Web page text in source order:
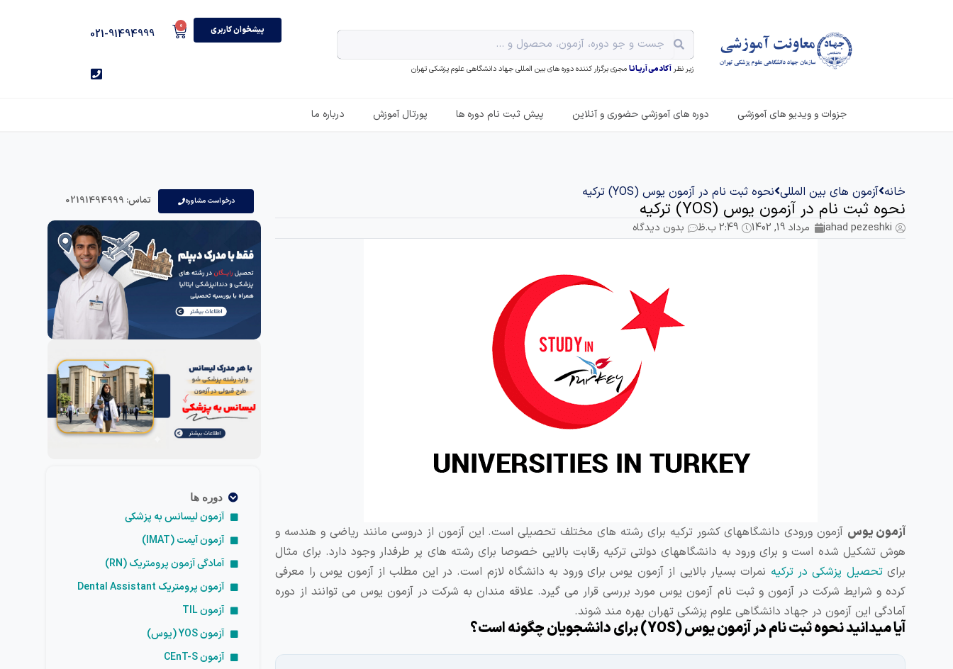
زیر نظر آکادمی آریـانـامجری برگزار کننده دوره های بین المللی جهاد دانشگاهی علوم پزشکی تهران
پیشخوان کاربری 0
021-91494999
جزوات و ویدیو های آموزشی دوره های آموزشی حضوری و آنلاین پیش ثبت نام دوره ها پورتال آموزش درباره ما
درخواست مشاوره تماس: 02191494999
دوره ها
آزمون لیسانس به پزشکی
آزمون آیمت (IMAT)
آمادگی آزمون پرومتریک (RN)
آزمون پرومتریک Dental Assistant
آزمون TIL
آزمون YOS (یوس)
آزمون CEnT-S
خانه آزمون های بین المللی نحوه ثبت نام در آزمون یوس (YOS) ترکیه
نحوه ثبت نام در آزمون یوس (YOS) ترکیه
jahad pezeshki مرداد 19, 1402 2:49 ب.ظ بدون دیدگاه
آزمون یوس آزمون ورودی دانشگاههای کشور ترکیه برای رشته های مختلف تحصیلی است. این آزمون از دروسی مانند ریاضی و هندسه و
هوش تشکیل شده است و برای ورود به دانشگاههای دولتی ترکیه رقابت بالایی خصوصا برای رشته های پر طرفدار وجود دارد. برای مثال
برایتحصیل پزشکی در ترکیه نمرات بسیار بالایی از آزمون یوس برای ورود به دانشگاه لازم است. در این مطلب از آزمون یوس را معرفی
کرده و شرایط شرکت در آزمون و ثبت نام آزمون یوس مورد بررسی قرار می گیرد. علاقه مندان به شرکت در آزمون یوس می توانند از دوره
آمادگی این آزمون در جهاد دانشگاهی علوم پزشکی تهران بهره مند شوند.
آیا میدانید نحوه ثبت نام در آزمون یوس (YOS) برای دانشجویان چگونه است؟